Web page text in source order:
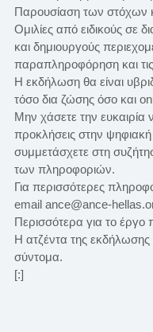
Παρουσίαση των στόχων
Ομιλίες από ειδικούς σε
και δημιουργούς
παραπληροφόρηση και
Η εκδήλωση θα είναι
τόσο δια ζώσης όσο και
Μην χάσετε την ευκαιρία
προκλήσεις στην
συμμετάσχετε στη
των πληροφοριών.
Για περισσότερες
email ance@ance-
Περισσότερα για το έργο
H ατζέντα της εκδήλωσης
σύντομα.
[:]